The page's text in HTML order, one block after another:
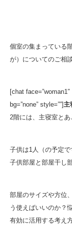
個室の集まっている
が）についてのご相
[chat face=”woman1″
bg=”none” style=””]主
2階には、主寝室とあ
子供は1人（の予定で
子供部屋と部屋干し
部屋のサイズや方位
う使えばいいのか？
有効に活用する考え